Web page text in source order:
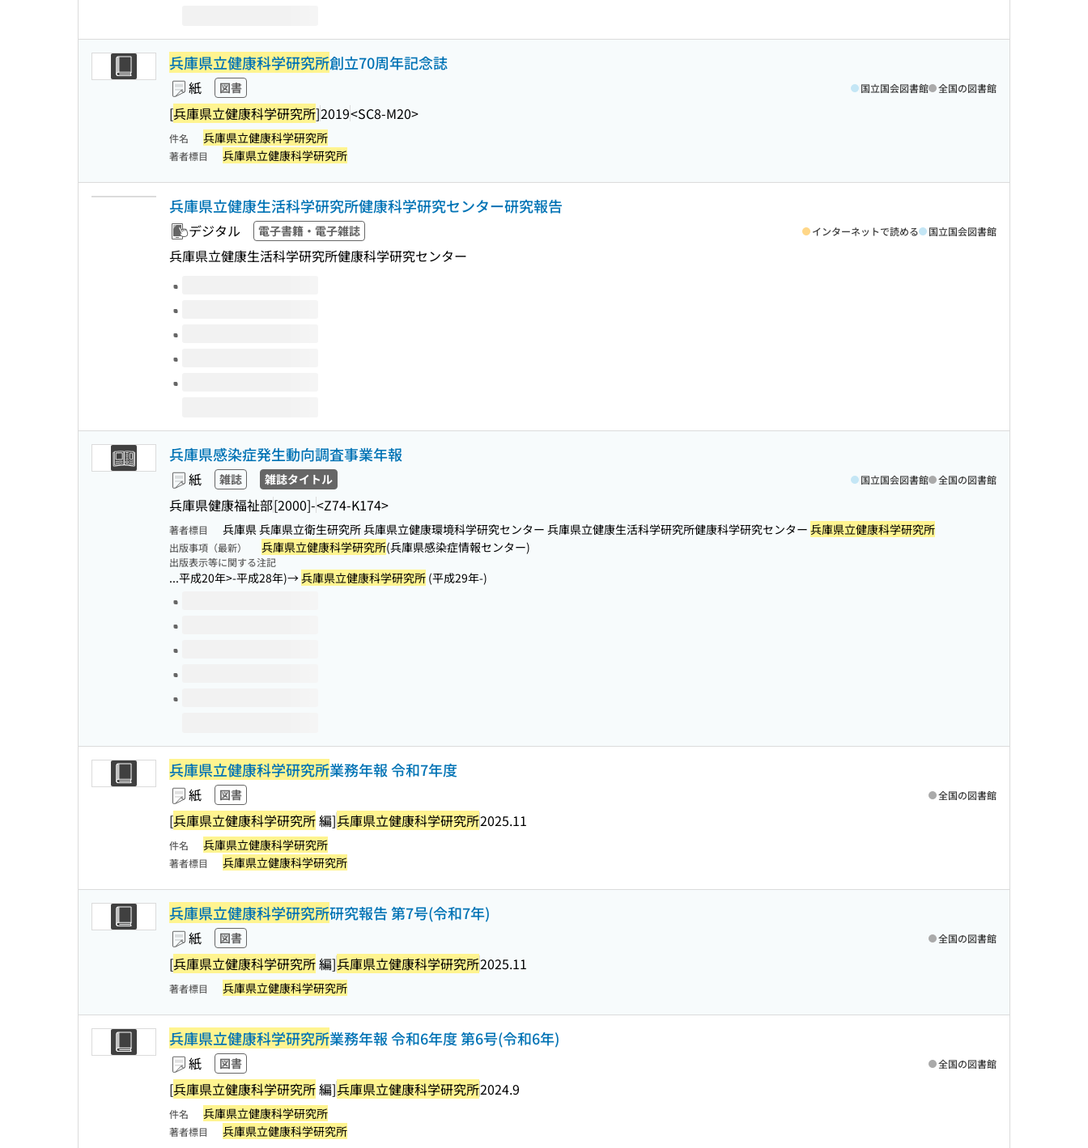
兵庫県立健康科学研究所創立70周年記念誌
紙 図書
[兵庫県立健康科学研究所]2019<SC8-M20>
国立国会図書館 全国の図書館
件名 兵庫県立健康科学研究所
著者標目 兵庫県立健康科学研究所
兵庫県立健康生活科学研究所健康科学研究センター研究報告
デジタル 電子書籍・電子雑誌
兵庫県立健康生活科学研究所健康科学研究センター
インターネットで読める 国立国会図書館
このタイトルの巻号
兵庫県感染症発生動向調査事業年報
紙 雑誌 雑誌タイトル
兵庫県健康福祉部[2000]-<Z74-K174>
国立国会図書館 全国の図書館
著者標目 兵庫県 兵庫県立衛生研究所 兵庫県立健康環境科学研究センター 兵庫県立健康生活科学研究所健康科学研究センター 兵庫県立健康科学研究所
出版事項（最新） 兵庫県立健康科学研究所(兵庫県感染症情報センター)
出版表示等に関する注記
...平成20年>-平成28年)→兵庫県立健康科学研究所 (平成29年-)
このタイトルの巻号
兵庫県立健康科学研究所業務年報 令和7年度
紙 図書
[兵庫県立健康科学研究所編]兵庫県立健康科学研究所2025.11
全国の図書館
件名 兵庫県立健康科学研究所
著者標目 兵庫県立健康科学研究所
兵庫県立健康科学研究所研究報告 第7号(令和7年)
紙 図書
[兵庫県立健康科学研究所編]兵庫県立健康科学研究所2025.11
全国の図書館
著者標目 兵庫県立健康科学研究所
兵庫県立健康科学研究所業務年報 令和6年度 第6号(令和6年)
紙 図書
[兵庫県立健康科学研究所編]兵庫県立健康科学研究所2024.9
全国の図書館
件名 兵庫県立健康科学研究所
著者標目 兵庫県立健康科学研究所